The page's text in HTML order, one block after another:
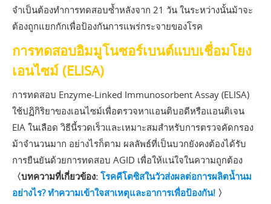
จำเป็นต้องทำการทดสอบซ้ำหลังจาก 21 วัน ในระหว่างนั้นม้าจะ
ต้องถูกแยกกักเพื่อป้องกันการแพร่กระจายของโรค
การทดสอบอิมมูโนซอร์เบนต์แบบเชื่อมโยง
เอนไซม์ (ELISA)
การทดสอบ Enzyme-Linked Immunosorbent Assay (ELISA)
ใช้ปฏิกิริยาของเอนไซม์เพื่อตรวจหาแอนติบอดีหรือแอนติเจน
EIA ในเลือด วิธีนี้รวดเร็วและเหมาะสมสำหรับการตรวจคัดกรอง
ม้าจำนวนมาก อย่างไรก็ตาม ผลลัพธ์ที่เป็นบวกยังคงต้องได้รับ
การยืนยันด้วยการทดสอบ AGID เพื่อให้แน่ใจในความถูกต้อง
〈บทความที่เกี่ยวข้อง: โรคคีโตซิสในวัวส่งผลต่อการผลิตน้ำนม
อย่างไร? ทำความเข้าใจสาเหตุและอาการเพื่อป้องกัน! 〉